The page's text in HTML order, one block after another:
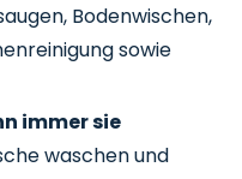
Bodenwischen,
sowie
immer sie
waschen und